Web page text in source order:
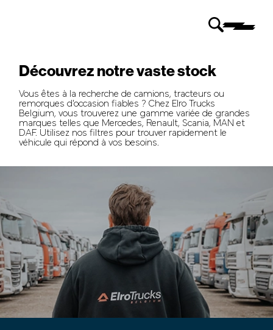
Découvrez notre vaste stock
Vous êtes à la recherche de camions, tracteurs ou
remorques d'occasion fiables ? Chez Elro Trucks
Belgium, vous trouverez une gamme variée de grandes
marques telles que Mercedes, Renault, Scania, MAN et
DAF. Utilisez nos filtres pour trouver rapidement le
véhicule qui répond à vos besoins.